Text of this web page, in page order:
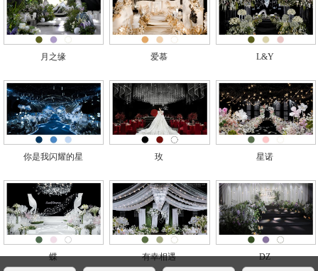
月之缘 爱慕 L&Y
你是我闪耀的星 玫 星诺
蝶 有幸相遇 DZ